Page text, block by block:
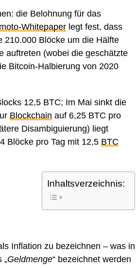
die Belohnung für das
Whitepaper legt fest, dass
210.000 Blöcke um die Hälfte
auftreten (wobei die geschätzte
Bitcoin-Halbierung von 2020
12,5 BTC; Im Mai sinkt die
Blockchain auf 6,25 BTC pro
Disambiguierung) liegt
Blöcke pro Tag mit 12,5 BTC
Inhaltsverzeichnis:
Inflation zu bezeichnen – was in
„Geldmenge“ bezeichnet werden